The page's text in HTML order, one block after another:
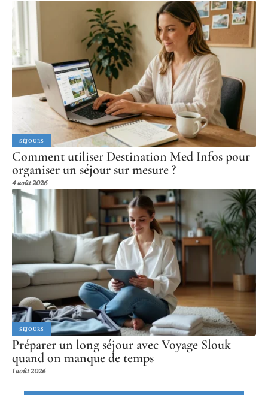
SÉJOURS
Comment utiliser Destination Med Infos pour
organiser un séjour sur mesure ?
4 août 2026
SÉJOURS
Préparer un long séjour avec Voyage Slouk
quand on manque de temps
1 août 2026